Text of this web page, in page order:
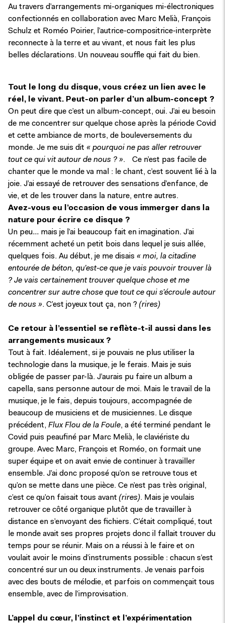
Au travers d’arrangements mi-organiques mi-électroniques
confectionnés en collaboration avec Marc Melià, François
Schulz et Roméo Poirier, l’autrice-compositrice-interprète
reconnecte à la terre et au vivant, et nous fait les plus
belles déclarations. Un nouveau souffle qui fait du bien.
Tout le long du disque, vous créez un lien avec le
réel, le vivant. Peut-on parler d’un album-concept ?
On peut dire que c’est un album-concept, oui. J’ai eu besoin
de me concentrer sur quelque chose après la période Covid
et cette ambiance de morts, de bouleversements du
monde. Je me suis dit « pourquoi ne pas aller retrouver
tout ce qui vit autour de nous ? ». Ce n’est pas facile de
chanter que le monde va mal : le chant, c’est souvent lié à la
joie. J’ai essayé de retrouver des sensations d’enfance, de
vie, et de les trouver dans la nature, entre autres.
Avez-vous eu l’occasion de vous immerger dans la
nature pour écrire ce disque ?
Un peu… mais je l’ai beaucoup fait en imagination. J’ai
récemment acheté un petit bois dans lequel je suis allée,
quelques fois. Au début, je me disais « moi, la citadine
entourée de béton, qu’est-ce que je vais pouvoir trouver là
? Je vais certainement trouver quelque chose et me
concentrer sur autre chose que tout ce qui s’écroule autour
de nous ». C’est joyeux tout ça, non ? (rires)
Ce retour à l’essentiel se reflète-t-il aussi dans les
arrangements musicaux ?
Tout à fait. Idéalement, si je pouvais ne plus utiliser la
technologie dans la musique, je le ferais. Mais je suis
obligée de passer par-là. J’aurais pu faire un album a
capella, sans personne autour de moi. Mais le travail de la
musique, je le fais, depuis toujours, accompagnée de
beaucoup de musiciens et de musiciennes. Le disque
précédent, Flux Flou de la Foule, a été terminé pendant le
Covid puis peaufiné par Marc Melià, le claviériste du
groupe. Avec Marc, François et Roméo, on formait une
super équipe et on avait envie de continuer à travailler
ensemble. J’ai donc proposé qu’on se retrouve tous et
qu’on se mette dans une pièce. Ce n’est pas très original,
c’est ce qu’on faisait tous avant (rires). Mais je voulais
retrouver ce côté organique plutôt que de travailler à
distance en s’envoyant des fichiers. C’était compliqué, tout
le monde avait ses propres projets donc il fallait trouver du
temps pour se réunir. Mais on a réussi à le faire et on
voulait avoir le moins d’instruments possible : chacun s’est
concentré sur un ou deux instruments. Je venais parfois
avec des bouts de mélodie, et parfois on commençait tous
ensemble, avec de l’improvisation.
L’appel du cœur, l’instinct et l’expérimentation